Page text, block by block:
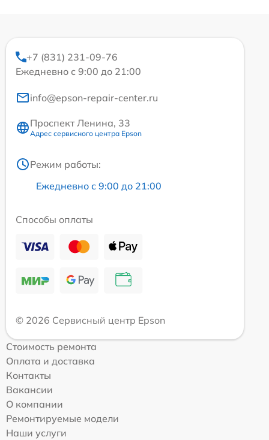
+7 (831) 231-09-76
Ежедневно с 9:00 до 21:00
info@epson-repair-center.ru
Проспект Ленина, 33
Адрес сервисного центра Epson
Режим работы:
Ежедневно с 9:00 до 21:00
Способы оплаты
© 2026 Сервисный центр Epson
Стоимость ремонта
Оплата и доставка
Контакты
Вакансии
О компании
Ремонтируемые модели
Наши услуги